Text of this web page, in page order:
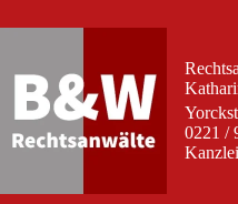
Inhalt
0221 /